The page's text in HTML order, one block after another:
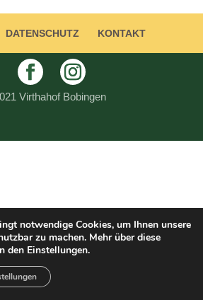
DATENSCHUTZ KONTAKT
Virthahof Bobingen
notwendige Cookies, um Ihnen unsere
zu machen. Mehr über diese
den Einstellungen.